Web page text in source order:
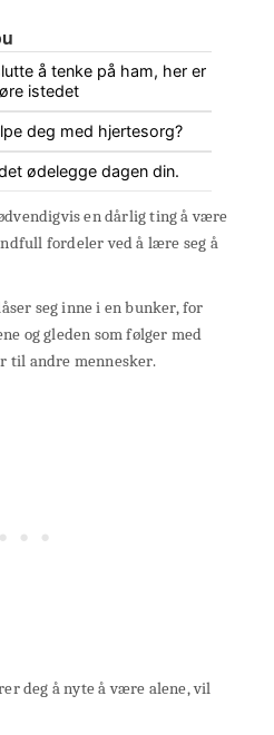
å tenke på ham, her er
istedet
deg med hjertesorg?
ødelegge dagen din.
en dårlig ting å være
fordeler ved å lære seg å
seg inne i en bunker, for
og gleden som følger med
til andre mennesker.
deg å nyte å være alene, vil